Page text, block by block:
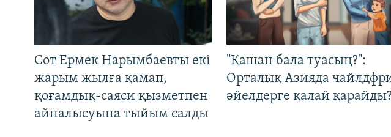
Сот Ермек Нарымбаевты екі
жарым жылға қамап,
қоғамдық-саяси қызметпен
айналысуына тыйым салды
"Қашан бала туасың?":
Орталық Азияда
әйелдерге қалай қарайды?